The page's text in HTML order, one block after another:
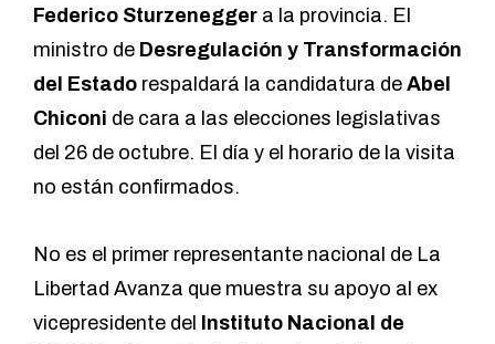
Federico Sturzenegger a la provincia. El
ministro de Desregulación y Transformación
del Estado respaldará la candidatura de Abel
Chiconi de cara a las elecciones legislativas
del 26 de octubre. El día y el horario de la visita
no están confirmados.
No es el primer representante nacional de La
Libertad Avanza que muestra su apoyo al ex
vicepresidente del Instituto Nacional de